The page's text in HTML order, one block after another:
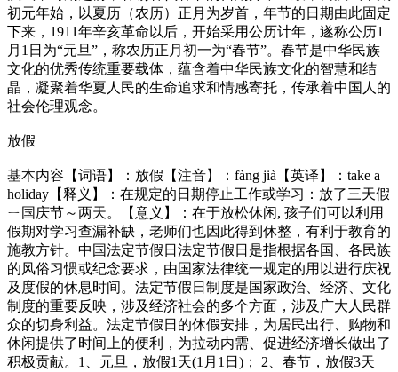
初元年始，以夏历（农历）正月为岁首，年节的日期由此固定
下来，1911年辛亥革命以后，开始采用公历计年，遂称公历1
月1日为“元旦”，称农历正月初一为“春节”。春节是中华民族
文化的优秀传统重要载体，蕴含着中华民族文化的智慧和结
晶，凝聚着华夏人民的生命追求和情感寄托，传承着中国人的
社会伦理观念。
放假
基本内容【词语】：放假【注音】：fàng jià【英译】：take a
holiday【释义】：在规定的日期停止工作或学习：放了三天假
ㄧ国庆节～两天。【意义】：在于放松休闲, 孩子们可以利用
假期对学习查漏补缺，老师们也因此得到休整，有利于教育的
施教方针。中国法定节假日法定节假日是指根据各国、各民族
的风俗习惯或纪念要求，由国家法律统一规定的用以进行庆祝
及度假的休息时间。法定节假日制度是国家政治、经济、文化
制度的重要反映，涉及经济社会的多个方面，涉及广大人民群
众的切身利益。法定节假日的休假安排，为居民出行、购物和
休闲提供了时间上的便利，为拉动内需、促进经济增长做出了
积极贡献。1、元旦，放假1天(1月1日)； 2、春节，放假3天